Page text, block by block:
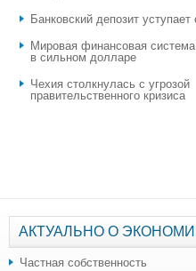
​Банковский депозит уступает
Мировая финансовая система
в сильном долларе
Чехия столкнулась с угрозой
правительственного кризиса
АКТУАЛЬНО О
Частная собственность